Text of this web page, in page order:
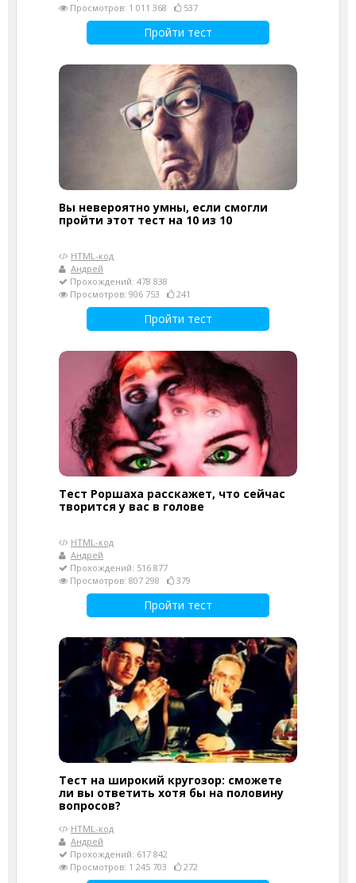
Просмотров: 1 011 368
537
Пройти тест
Вы невероятно умны, если смогли
пройти этот тест на 10 из 10
HTML-код
Андрей
Прохождений: 478 838
Просмотров: 906 753
241
Пройти тест
Тест Роршаха расскажет, что сейчас
творится у вас в голове
HTML-код
Андрей
Прохождений: 516 877
Просмотров: 807 298
379
Пройти тест
Тест на широкий кругозор: сможете
ли вы ответить хотя бы на половину
вопросов?
HTML-код
Андрей
Прохождений: 617 842
Просмотров: 1 245 703
272